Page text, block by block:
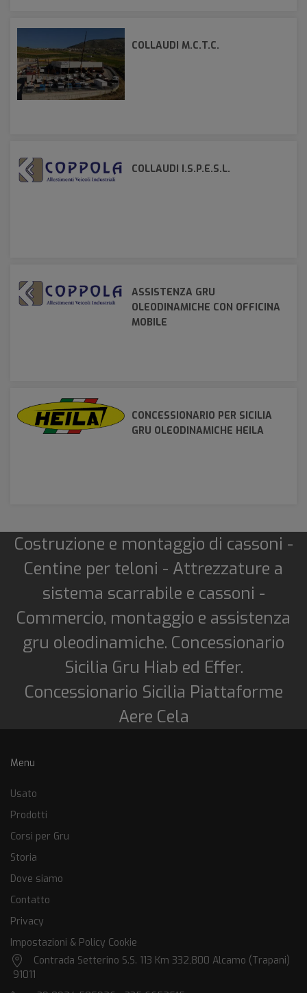
COLLAUDI M.C.T.C.
COLLAUDI I.S.P.E.S.L.
ASSISTENZA GRU
OLEODINAMICHE CON OFFICINA
MOBILE
CONCESSIONARIO PER SICILIA
GRU OLEODINAMICHE HEILA
Costruzione e montaggio di cassoni -
Centine per teloni - Attrezzature a
sistema scarrabile e cassoni -
Commercio, montaggio e assistenza
gru oleodinamiche. Concessionario
Sicilia Gru Hiab ed Effer.
Concessionario Sicilia Piattaforme
Aere Cela
Menu
Usato
Prodotti
Corsi per Gru
Storia
Dove siamo
Contatto
Privacy
Impostazioni & Policy Cookie
Contrada Setterino S.S. 113 Km 332,800 Alcamo (Trapani)
91011